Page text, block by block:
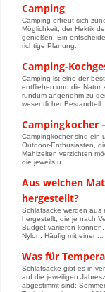
Camping
Camping erfreut sich
Möglichkeit, der Hektik
genießen. Ein
richtige Planung...
Camping-
Camping ist eine der
entfliehen und die Natur
rundum angenehm zu
wesentlicher Bestandteil ...
Campingkocher
Campingkocher sind ein
Outdoor-Enthusiasten,
Mahlzeiten verzichten
die jeweils u...
Aus welchen
hergestellt?
Schlafsäcke werden aus
hergestellt, die je nach
Budget variieren
Nylon: Häufig mit einer ...
Was für
Schlafsäcke gibt es in
auf die jeweiligen
abgestimmt sind: